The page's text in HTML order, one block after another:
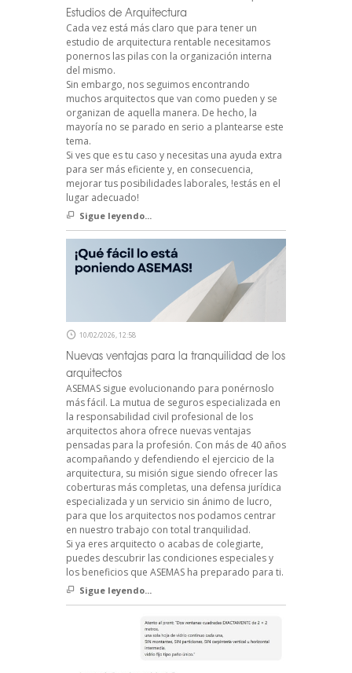
Estudios de Arquitectura
Cada vez está más claro que para tener un
estudio de arquitectura rentable necesitamos
ponernos las pilas con la organización interna
del mismo.
Sin embargo, nos seguimos encontrando
muchos arquitectos que van como pueden y se
organizan de aquella manera. De hecho, la
mayoría no se parado en serio a plantearse este
tema.
Si ves que es tu caso y necesitas una ayuda extra
para ser más eficiente y, en consecuencia,
mejorar tus posibilidades laborales, !estás en el
lugar adecuado!
Sigue leyendo...
10/02/2026, 12:58
Nuevas ventajas para la tranquilidad de los
arquitectos
ASEMAS sigue evolucionando para ponérnoslo
más fácil. La mutua de seguros especializada en
la responsabilidad civil profesional de los
arquitectos ahora ofrece nuevas ventajas
pensadas para la profesión. Con más de 40 años
acompañando y defendiendo el ejercicio de la
arquitectura, su misión sigue siendo ofrecer las
coberturas más completas, una defensa jurídica
especializada y un servicio sin ánimo de lucro,
para que los arquitectos nos podamos centrar
en nuestro trabajo con total tranquilidad.
Si ya eres arquitecto o acabas de colegiarte,
puedes descubrir las condiciones especiales y
los beneficios que ASEMAS ha preparado para ti.
Sigue leyendo...